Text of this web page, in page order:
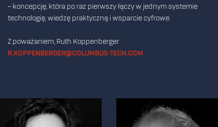
– koncepcję, która po raz pierwszy łączy w jednym systemie
technologię, wiedzę praktyczną i wsparcie cyfrowe.
Z poważaniem, Ruth Koppenberger
R.KOPPENBERGER@COLUMBUS-TECH.COM